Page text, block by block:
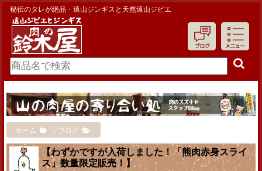
秘伝のタレが絶品・遠山ジンギスと天然遠山ジビエ
ホーム ▽ブログ
【わずかですが入荷しました！「熊肉赤身スライ
ス」数量限定販売！】